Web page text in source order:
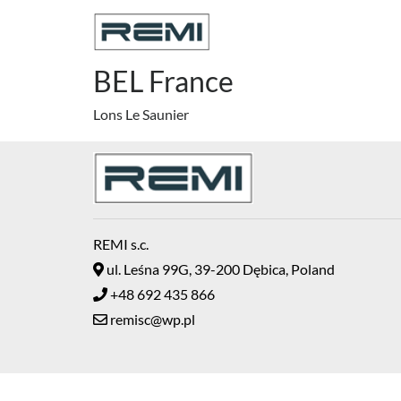
BEL France
Lons Le Saunier
REMI s.c.
ul. Leśna 99G, 39-200 Dębica, Poland
+48 692 435 866
remisc@wp.pl